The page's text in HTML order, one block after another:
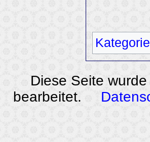
Kategorie
Diese Seite
bearbeitet.